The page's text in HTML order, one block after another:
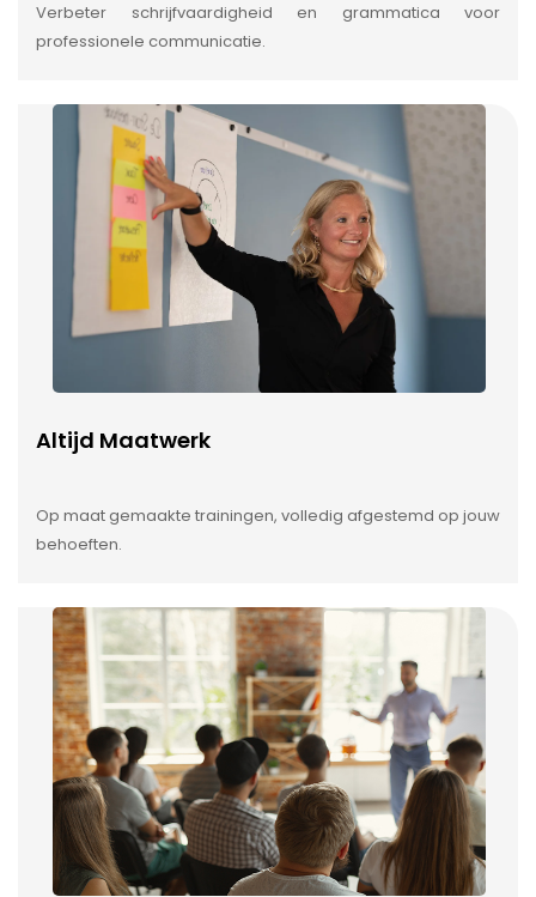
Verbeter schrijfvaardigheid en grammatica voor
professionele communicatie.
Altijd Maatwerk
Op maat gemaakte trainingen, volledig afgestemd op jouw
behoeften.